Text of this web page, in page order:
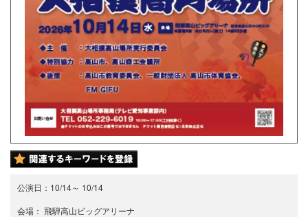
公演日： 10/14～ 10/14
会場： 飛騨高山ビッグアリーナ